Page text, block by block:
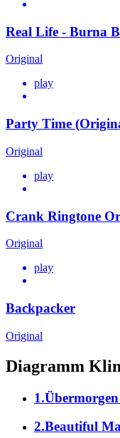
Real Life - Burna
Original
play
Party Time
Original
play
Crank Ringtone
Original
play
Backpacker
Original
Diagramm
2.Beautiful